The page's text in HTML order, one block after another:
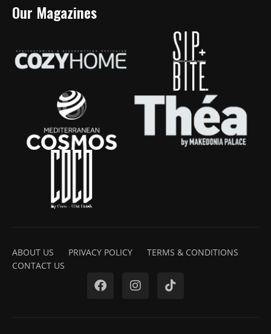
Our Magazines
ABOUT US PRIVACY POLICY
TERMS & CONDITIONS
CONTACT US